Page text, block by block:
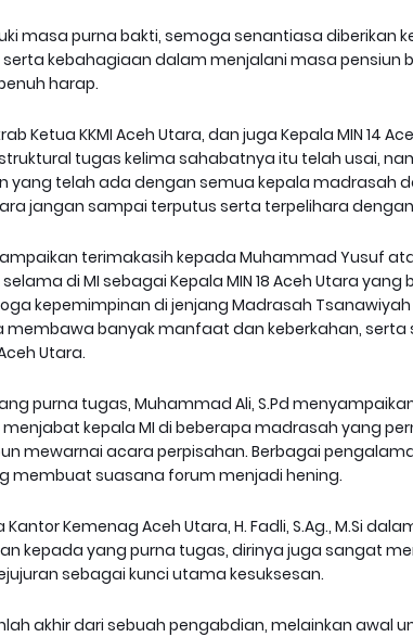
masa purna bakti, semoga senantiasa diberikan
serta kebahagiaan dalam menjalani masa pensiun
harap.
Ketua KKMI Aceh Utara, dan juga Kepala MIN 14
tugas kelima sahabatnya itu telah usai,
yang telah ada dengan semua kepala madrasah
jangan sampai terputus serta terpelihara
terimakasih kepada Muhammad Yusuf
di MI sebagai Kepala MIN 18 Aceh Utara
kepemimpinan di jenjang Madrasah
membawa banyak manfaat dan keberkahan, serta
Utara.
purna tugas, Muhammad Ali, S.Pd
kepala MI di beberapa madrasah yang
mewarnai acara perpisahan. Berbagai
membuat suasana forum menjadi hening.
Kemenag Aceh Utara, H. Fadli, S.Ag., M.Si
kepada yang purna tugas, dirinya juga sangat
sebagai kunci utama kesuksesan.
akhir dari sebuah pengabdian, melainkan awal